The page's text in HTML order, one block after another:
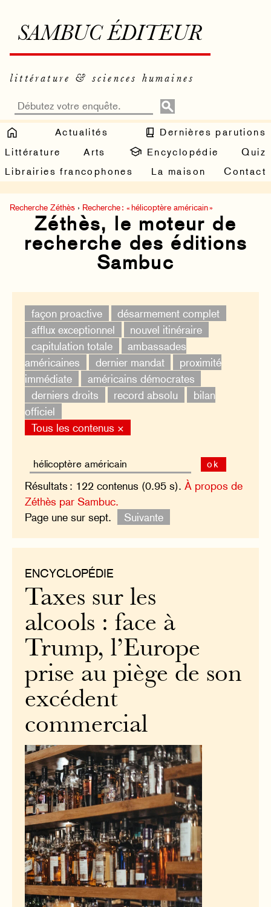
SAMBUC ÉDITEUR
littérature & sciences humaines
Actualités
Dernières parutions
Littérature
Arts Encyclopédie
Quiz
Librairies francophones
La maison Contact
Recherche Zéthès › Recherche : « hélicoptère américain »
Zéthès, le moteur de
recherche des éditions
Sambuc
façon proactive
désarmement complet
afflux exceptionnel
nouvel itinéraire
capitulation totale
ambassades
américaines
dernier mandat
proximité
immédiate
américains démocrates
derniers droits
record absolu
bilan
officiel
Tous les contenus ×
ok
Résultats : 122 contenus (0.95 s).À propos de
Zéthès par Sambuc.
Page une sur sept.
Suivante
ENCYCLOPÉDIE
Taxes sur les
alcools : face à
Trump, l’Europe
prise au piège de son
excédent
commercial